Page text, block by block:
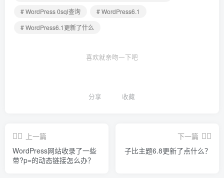
# WordPress 0sql查询
# WordPress6.1
# WordPress6.1更新了什么
喜欢就亲吻一下吧
分享 收藏
上一篇
WordPress网站收录了一些
带?p=的动态链接怎么办？
下一篇
子比主题6.8更新了点什么？